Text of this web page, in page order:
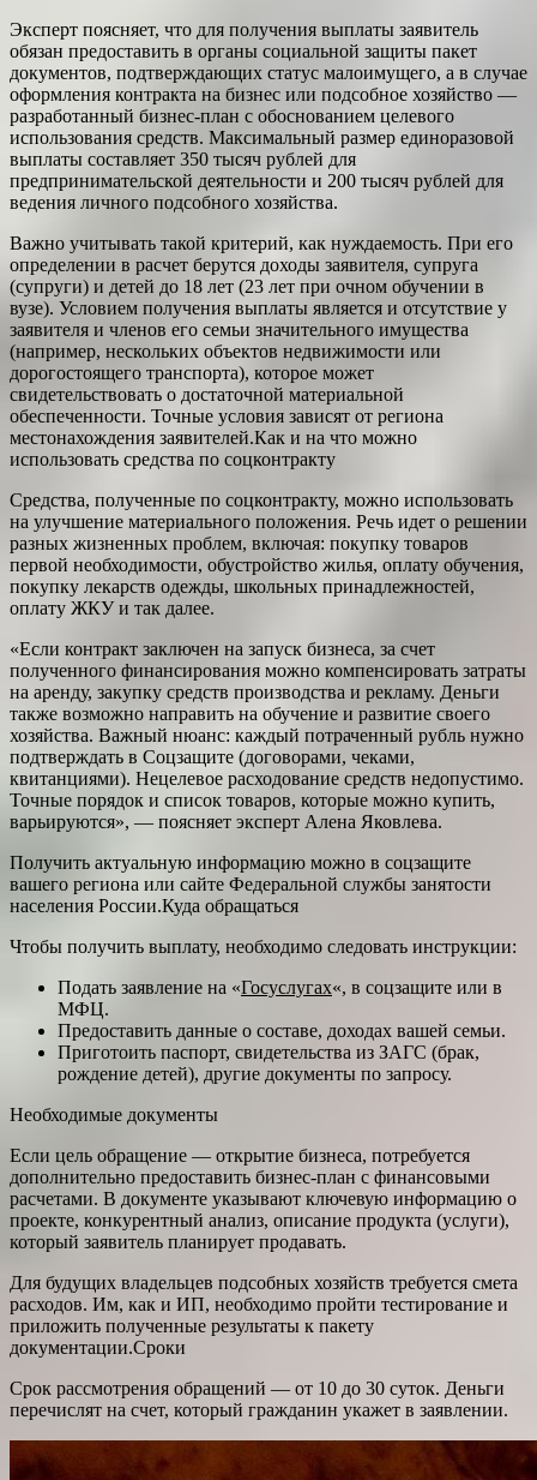
Эксперт поясняет, что для получения выплаты заявитель
обязан предоставить в органы социальной защиты пакет
документов, подтверждающих статус малоимущего, а в случае
оформления контракта на бизнес или подсобное хозяйство —
разработанный бизнес-план с обоснованием целевого
использования средств. Максимальный размер единоразовой
выплаты составляет 350 тысяч рублей для
предпринимательской деятельности и 200 тысяч рублей для
ведения личного подсобного хозяйства.
Важно учитывать такой критерий, как нуждаемость. При его
определении в расчет берутся доходы заявителя, супруга
(супруги) и детей до 18 лет (23 лет при очном обучении в
вузе). Условием получения выплаты является и отсутствие у
заявителя и членов его семьи значительного имущества
(например, нескольких объектов недвижимости или
дорогостоящего транспорта), которое может
свидетельствовать о достаточной материальной
обеспеченности. Точные условия зависят от региона
местонахождения заявителей.Как и на что можно
использовать средства по соцконтракту
Средства, полученные по соцконтракту, можно использовать
на улучшение материального положения. Речь идет о решении
разных жизненных проблем, включая: покупку товаров
первой необходимости, обустройство жилья, оплату обучения,
покупку лекарств одежды, школьных принадлежностей,
оплату ЖКУ и так далее.
«Если контракт заключен на запуск бизнеса, за счет
полученного финансирования можно компенсировать затраты
на аренду, закупку средств производства и рекламу. Деньги
также возможно направить на обучение и развитие своего
хозяйства. Важный нюанс: каждый потраченный рубль нужно
подтверждать в Соцзащите (договорами, чеками,
квитанциями). Нецелевое расходование средств недопустимо.
Точные порядок и список товаров, которые можно купить,
варьируются», — поясняет эксперт Алена Яковлева.
Получить актуальную информацию можно в соцзащите
вашего региона или сайте Федеральной службы занятости
населения России.Куда обращаться
Чтобы получить выплату, необходимо следовать инструкции:
Подать заявление на «Госуслугах«, в соцзащите или в
МФЦ.
Предоставить данные о составе, доходах вашей семьи.
Приготоить паспорт, свидетельства из ЗАГС (брак,
рождение детей), другие документы по запросу.
Необходимые документы
Если цель обращение — открытие бизнеса, потребуется
дополнительно предоставить бизнес-план с финансовыми
расчетами. В документе указывают ключевую информацию о
проекте, конкурентный анализ, описание продукта (услуги),
который заявитель планирует продавать.
Для будущих владельцев подсобных хозяйств требуется смета
расходов. Им, как и ИП, необходимо пройти тестирование и
приложить полученные результаты к пакету
документации.Сроки
Срок рассмотрения обращений — от 10 до 30 суток. Деньги
перечислят на счет, который гражданин укажет в заявлении.